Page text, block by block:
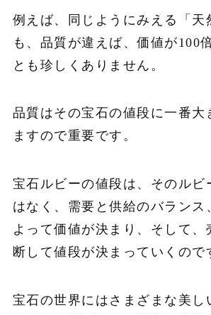
例えば、同じようにみえる「天
も、品質が違えば、価値が100
とも珍しくありません。
品質はその宝石の値段に一番大
ますので重要です。
宝石ルビーの値段は、そのルビ
はなく、需要と供給のバランス
よって価値が決まり、そして、
断して値段が決まっていくので
宝石の世界にはさまざまな美し